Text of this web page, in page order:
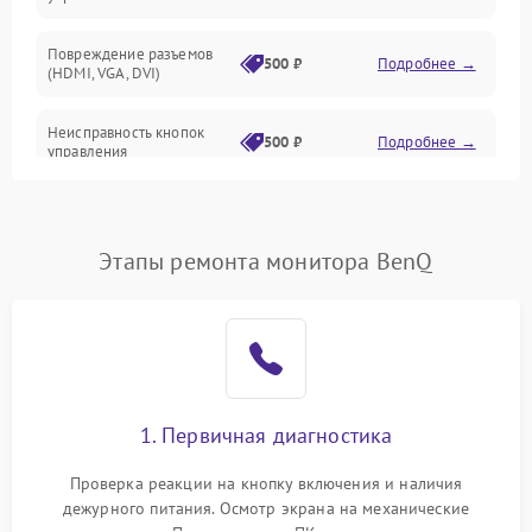
Повреждение разъемов
(HDMI, VGA, DVI)
500 ₽ Подробнее →
Неисправность кнопок
управления
500 ₽ Подробнее →
Повреждение кабеля
Подробнее →
1000 ₽
Поломка системы
автоматического
1000 ₽ Подробнее →
Неисправность системы
Этапы ремонта монитора BenQ
1. Первичная диагностика
Проверка реакции на кнопку включения и наличия
дежурного питания. Осмотр экрана на механические